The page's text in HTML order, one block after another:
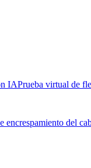
IAPrueba virtual de
encrespamiento del